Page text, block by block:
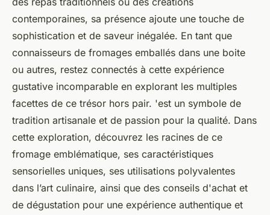
contemporaines, sa présence ajoute une touche de
sophistication et de saveur inégalée. En tant que
connaisseurs de fromages emballés dans une boite
ou autres, restez connectés à cette expérience
gustative incomparable en explorant les multiples
facettes de ce trésor hors pair. 'est un symbole de
tradition artisanale et de passion pour la qualité. Dans
cette exploration, découvrez les racines de ce
fromage emblématique, ses caractéristiques
sensorielles uniques, ses utilisations polyvalentes
dans l’art culinaire, ainsi que des conseils d'achat et
de dégustation pour une expérience authentique et